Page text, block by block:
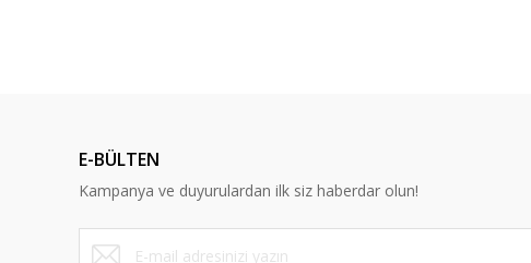
E-BÜLTEN
Kampanya ve duyurulardan ilk siz haberdar olun!